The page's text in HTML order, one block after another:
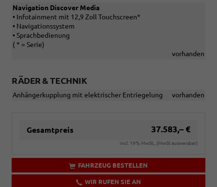
Navigation Discover Media
• Infotainment mit 12,9 Zoll Touchscreen*
• Navigationssystem
• Sprachbedienung
( * = Serie)
vorhanden
RÄDER & TECHNIK
Anhängerkupplung mit elektrischer Entriegelung vorhanden
Gesamtpreis 37.583,– €
incl. 19% MwSt., (MwSt ausweisbar)
FAHRZEUG BESTELLEN
WIR RUFEN SIE AN